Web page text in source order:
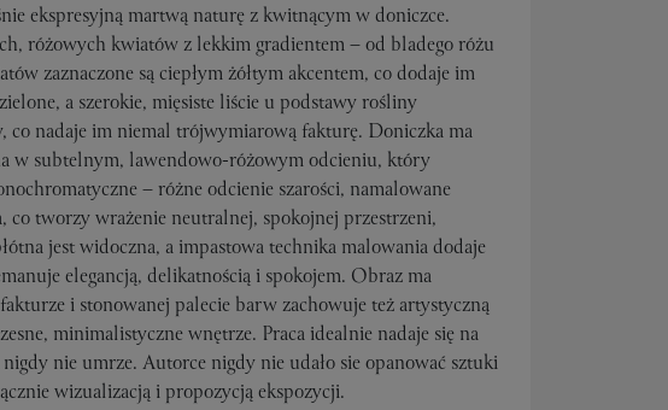
ekspresyjną martwą naturę z kwitnącym w doniczce.
różowych kwiatów z lekkim gradientem – od bladego różu
zaznaczone są ciepłym żółtym akcentem, co dodaje im
a szerokie, mięsiste liście u podstawy rośliny
co nadaje im niemal trójwymiarową fakturę. Doniczka ma
w subtelnym, lawendowo-różowym odcieniu, który
– różne odcienie szarości, namalowane
tworzy wrażenie neutralnej, spokojnej przestrzeni,
jest widoczna, a impastowa technika malowania dodaje
elegancją, delikatnością i spokojem. Obraz ma
i stonowanej palecie barw zachowuje też artystyczną
minimalistyczne wnętrze. Praca idealnie nadaje się na
nie umrze. Autorce nigdy nie udało sie opanować sztuki
wizualizacją i propozycją ekspozycji.